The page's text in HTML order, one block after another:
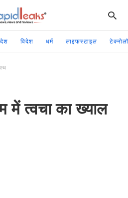
देश विदेश धर्म लाइफस्टाइल
में त्वचा का ख्याल